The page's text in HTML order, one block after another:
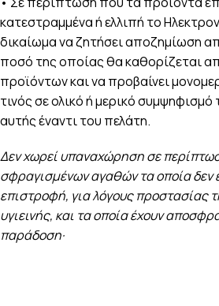
κατεστραμμένα ή ελλιπή το
δικαίωμα να ζητήσει αποζημίωση
ποσό της οποίας θα καθορίζεται
προϊόντων και να προβαίνει
τινός σε ολικό ή μερικό
αυτής έναντι του πελάτη.
Δεν χωρεί υπαναχώρηση σε
σφραγισμένων αγαθών τα οποία δεν
επιστροφή, για λόγους προστασίας
υγιεινής, και τα οποία έχουν
παράδοση·